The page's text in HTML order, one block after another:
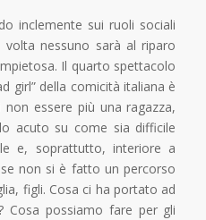
inclemente sui ruoli sociali
volta nessuno sarà al riparo
Il quarto spettacolo
girl” della comicità italiana è
essere più una ragazza,
acuto su come sia difficile
e, soprattutto, interiore a
non si è fatto un percorso
figli. Cosa ci ha portato ad
Cosa possiamo fare per gli